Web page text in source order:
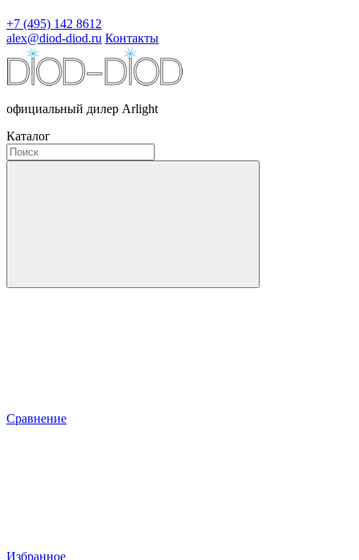
+7 (495) 142 8612
alex@diod-diod.ru Контакты
официальный дилер Arlight
Каталог
Сравнение
Избранное